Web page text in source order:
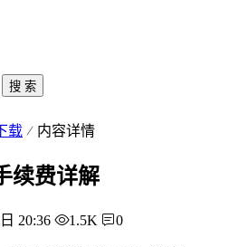
搜 索
载 内容详情
续费详解
20:36 1.5K 0